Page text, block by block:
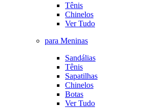
Tênis
Chinelos
Ver Tudo
para Meninas
Sandálias
Tênis
Sapatilhas
Chinelos
Botas
Ver Tudo